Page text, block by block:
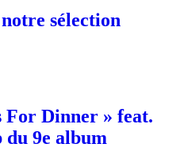
sélection
For Dinner » feat.
du 9e album